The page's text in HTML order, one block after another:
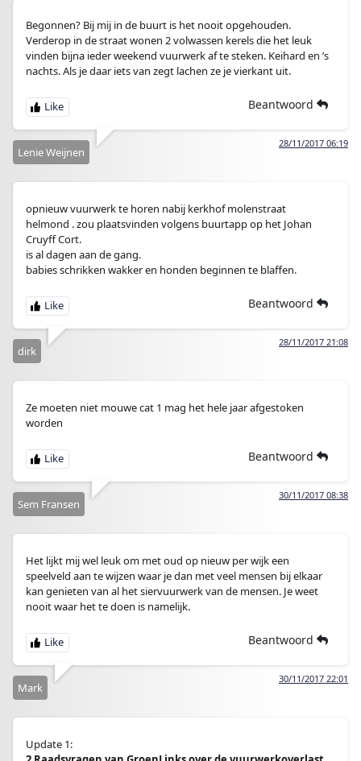
Begonnen? Bij mij in de buurt is het nooit opgehouden.
Verderop in de straat wonen 2 volwassen kerels die het leuk
vinden bijna ieder weekend vuurwerk af te steken. Keihard en ’s
nachts. Als je daar iets van zegt lachen ze je vierkant uit.
Beantwoord
28/11/2017 06:19
Lenie Weijnen
opnieuw vuurwerk te horen nabij kerkhof molenstraat
helmond . zou plaatsvinden volgens buurtapp op het Johan
Cruyff Cort.
is al dagen aan de gang.
babies schrikken wakker en honden beginnen te blaffen.
Beantwoord
28/11/2017 21:08
dirk
Ze moeten niet mouwe cat 1 mag het hele jaar afgestoken
worden
Beantwoord
30/11/2017 08:38
Sem Fransen
Het lijkt mij wel leuk om met oud op nieuw per wijk een
speelveld aan te wijzen waar je dan met veel mensen bij elkaar
kan genieten van al het siervuurwerk van de mensen. Je weet
nooit waar het te doen is namelijk.
Beantwoord
30/11/2017 22:01
Mark
Update 1: